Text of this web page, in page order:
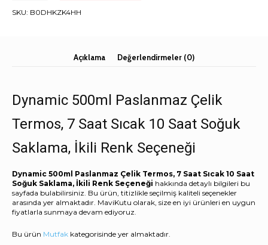
Çelik
Saat
Soğuk
Saklama,
İkili
Renk
Seçeneği
-
MaviKutu
adet
SKU: B0DHKZK4HH
Açıklama Değerlendirmeler (0)
Dynamic 500ml Paslanmaz Çelik
Termos, 7 Saat Sıcak 10 Saat Soğuk
Saklama, İkili Renk Seçeneği
Dynamic 500ml Paslanmaz Çelik Termos, 7 Saat Sıcak 10 Saat
Soğuk Saklama, İkili Renk Seçeneği hakkında detaylı bilgileri bu
sayfada bulabilirsiniz. Bu ürün, titizlikle seçilmiş kaliteli seçenekler
arasında yer almaktadır. MaviKutu olarak, size en iyi ürünleri en uygun
fiyatlarla sunmaya devam ediyoruz.
Bu ürün Mutfak kategorisinde yer almaktadır.